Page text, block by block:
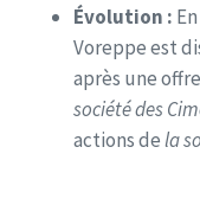
Évolution :
Voreppe est
après une
société des
actions dela